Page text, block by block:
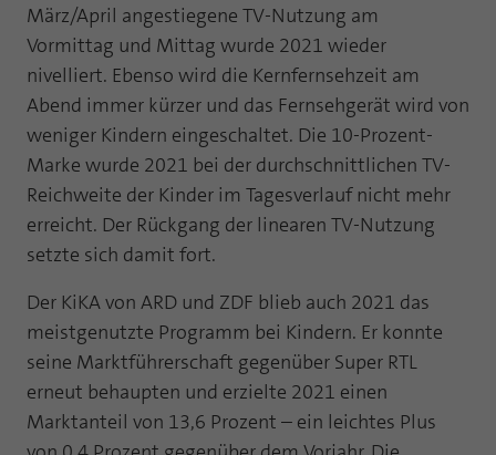
März/April angestiegene TV-Nutzung am
Vormittag und Mittag wurde 2021 wieder
nivelliert. Ebenso wird die Kernfernsehzeit am
Abend immer kürzer und das Fernsehgerät wird von
weniger Kindern eingeschaltet. Die 10-Prozent-
Marke wurde 2021 bei der durchschnittlichen TV-
Reichweite der Kinder im Tagesverlauf nicht mehr
erreicht. Der Rückgang der linearen TV-Nutzung
setzte sich damit fort.
Der KiKA von ARD und ZDF blieb auch 2021 das
meistgenutzte Programm bei Kindern. Er konnte
seine Marktführerschaft gegenüber Super RTL
erneut behaupten und erzielte 2021 einen
Marktanteil von 13,6 Prozent – ein leichtes Plus
Zweck
Cookie von AT INTERNET zur Steuerung der
erweiterten Script- und Ereignisbehandlung